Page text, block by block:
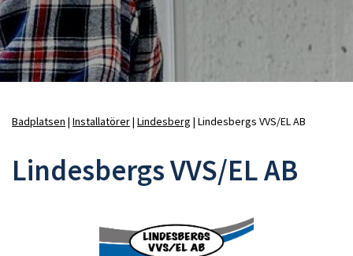
Badplatsen Installatörer Lindesberg Lindesbergs VVS/EL AB
Lindesbergs VVS/EL AB